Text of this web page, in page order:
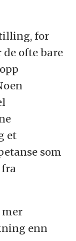
for
ofte bare
et
som
fra
mer
enn